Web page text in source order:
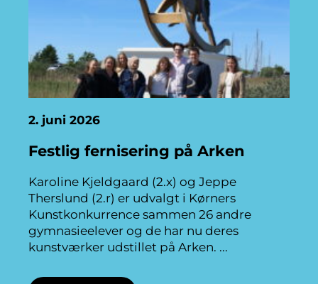
Festlig fernisering på Arken
2. juni 2026
Karoline Kjeldgaard (2.x) og Jeppe
Therslund (2.r) er udvalgt i Kørners
Kunstkonkurrence sammen 26 andre
gymnasieelever og de har nu deres
kunstværker udstillet på Arken.